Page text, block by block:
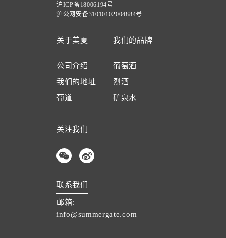
沪ICP备18006194号
沪公网安备31010102004884号
关于美夏
公司介绍
我们的地址
葡道
我们的品牌
葡萄酒
烈酒
矿泉水
关注我们
联系我们
邮箱:
info@summergate.com